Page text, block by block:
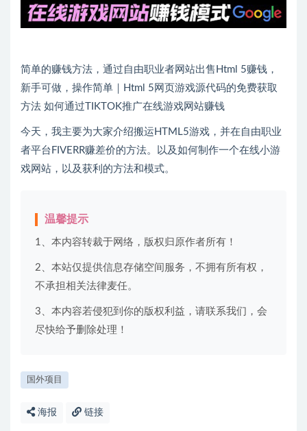
简单的赚钱方法，通过自由职业者网站出售Html 5赚钱，
新手可做，操作简单｜Html 5网页游戏源代码的免费获取
方法 如何通过TIKTOK推广在线游戏网站赚钱
今天，我主要为大家介绍搬运HTML5游戏，并在自由职业
者平台FIVERR赚差价的方法。以及如何制作一个在线小游
戏网站，以及获利的方法和模式。
温馨提示
1、本内容转裁于网络，版权归原作者所有！
2、本站仅提供信息存储空间服务，不拥有所有权，
不承担相关法律麦任。
3、本内容若侵犯到你的版权利益，请联系我们，会
尽快给予删除处理！
国外项目
海报 链接